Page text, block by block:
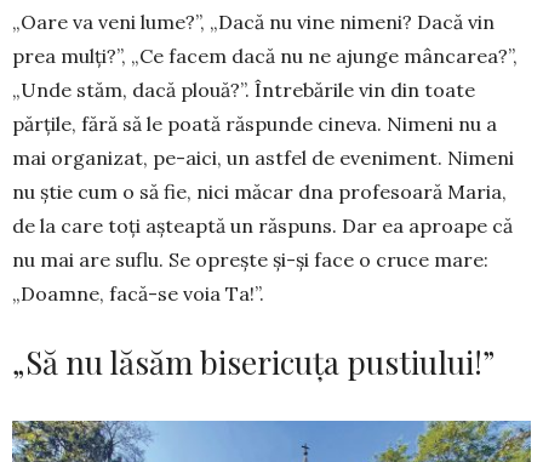
„Oare va veni lume?”, „Dacă nu vine nimeni? Dacă vin
prea mulți?”, „Ce facem dacă nu ne ajunge mâncarea?”,
„Unde stăm, dacă plouă?”. Întrebările vin din toate
părțile, fără să le poată răspunde cineva. Nimeni nu a
mai organizat, pe-aici, un astfel de eveniment. Nimeni
nu știe cum o să fie, nici măcar dna profesoară Maria,
de la care toți așteaptă un răspuns. Dar ea aproape că
nu mai are suflu. Se oprește și-și face o cruce mare:
„Doamne, facă-se voia Ta!”.
„Să nu lăsăm bisericuța pustiului!”